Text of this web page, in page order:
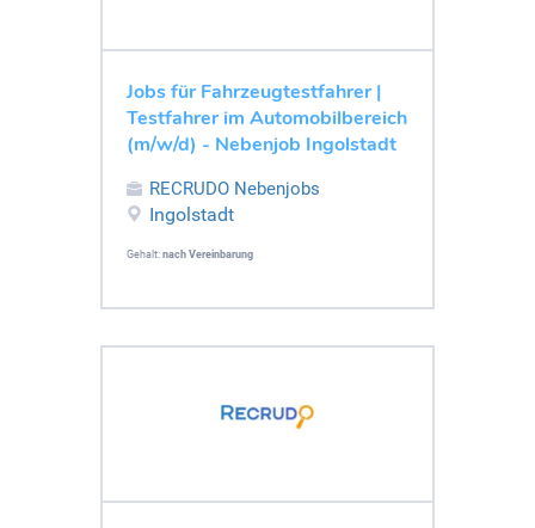
Jobs für Fahrzeugtestfahrer |
Testfahrer im Automobilbereich
(m/w/d) - Nebenjob Ingolstadt
RECRUDO Nebenjobs
Ingolstadt
Gehalt: nach Vereinbarung